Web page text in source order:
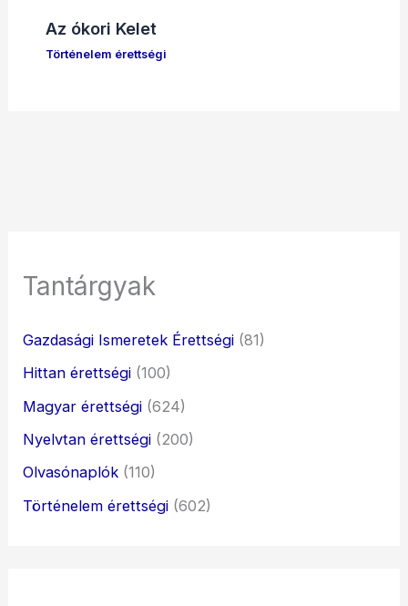
Az ókori Kelet
Történelem érettségi
Tantárgyak
Gazdasági Ismeretek Érettségi (81)
Hittan érettségi (100)
Magyar érettségi (624)
Nyelvtan érettségi (200)
Olvasónaplók (110)
Történelem érettségi (602)